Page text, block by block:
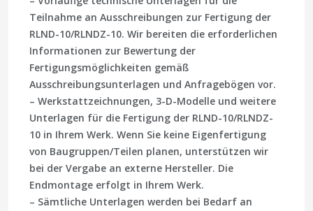
Teilnahme an Ausschreibungen zur Fertigung der
RLND-10/RLNDZ-10. Wir bereiten die erforderlichen
Informationen zur Bewertung der
Fertigungsmöglichkeiten gemäß
Ausschreibungsunterlagen und Anfragebögen vor.
– Werkstattzeichnungen, 3-D-Modelle und weitere
Unterlagen für die Fertigung der RLND-10/RLNDZ-
10 in Ihrem Werk. Wenn Sie keine Eigenfertigung
von Baugruppen/Teilen planen, unterstützen wir
bei der Vergabe an externe Hersteller. Die
Endmontage erfolgt in Ihrem Werk.
– Sämtliche Unterlagen werden bei Bedarf an